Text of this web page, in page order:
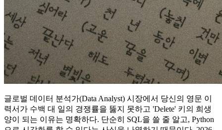
글로벌 데이터 분석가(Data Analyst) 시장에서 당신의 영문 이
력서가 수백 대 일의 경쟁률을 뚫지 못하고 'Delete' 키의 희생
양이 되는 이유는 명확하다. 단순히 SQL을 쓸 줄 알고, Python